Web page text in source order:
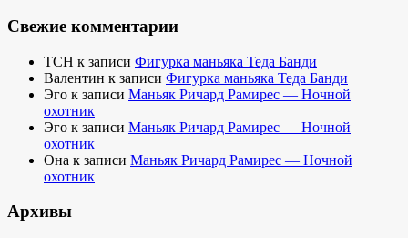
Свежие комментарии
TCH к записи Фигурка маньяка Теда Банди
Валентин к записи Фигурка маньяка Теда Банди
Эго к записи Маньяк Ричард Рамирес — Ночной
охотник
Эго к записи Маньяк Ричард Рамирес — Ночной
охотник
Она к записи Маньяк Ричард Рамирес — Ночной
охотник
Архивы